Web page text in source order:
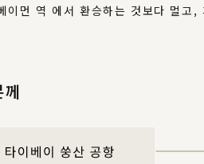
이먼 역 에서 환승하는 것보다 멀고